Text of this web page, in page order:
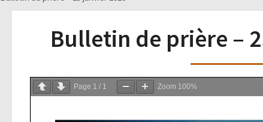
Bulletin de prière –
Page 1 / 1 Zoom 100%